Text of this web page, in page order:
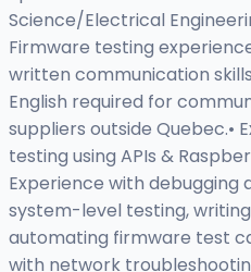
Science/Electrical
Firmware testing
written communication
English required for
suppliers outside Quebec.•
testing using APIs &
Experience with debugging
system-level testing,
automating firmware test
with network